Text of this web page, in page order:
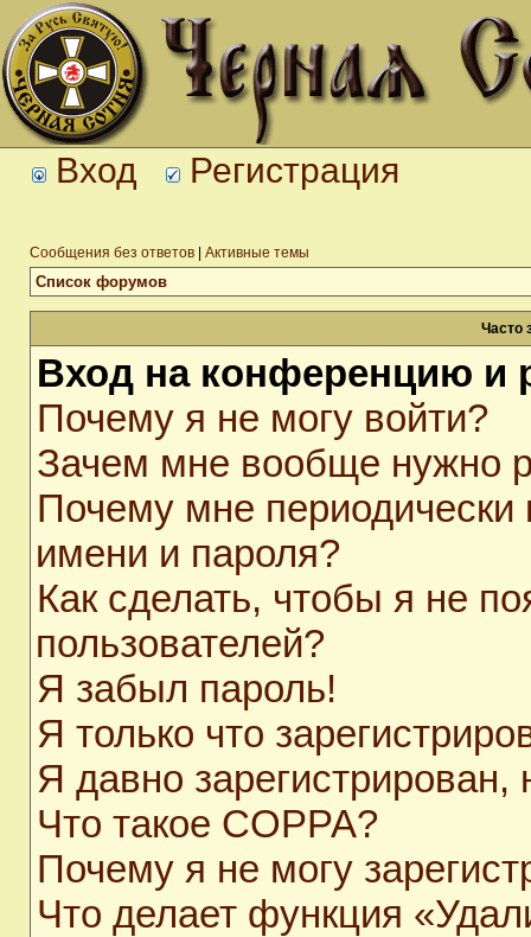
Вход Регистрация
Сообщения без ответов Активные темы
Список форумов
Часто
Вход на конференцию и
Почему я не могу войти?
Зачем мне вообще нужно
Почему мне периодически
имени и пароля?
Как сделать, чтобы я не
пользователей?
Я забыл пароль!
Я только что
Я давно
Что такое COPPA?
Почему я не могу
Что делает функция